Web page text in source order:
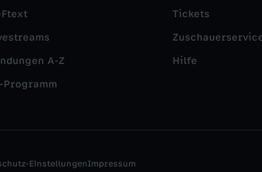
A-Z
Programm
Tickets
Hilfe
EinstellungenImpressum